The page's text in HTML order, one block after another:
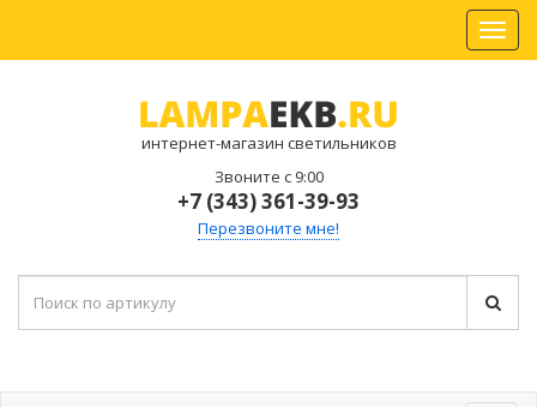
интернет-магазин светильников
Звоните с 9:00
+7 (343) 361-39-93
Перезвоните мне!